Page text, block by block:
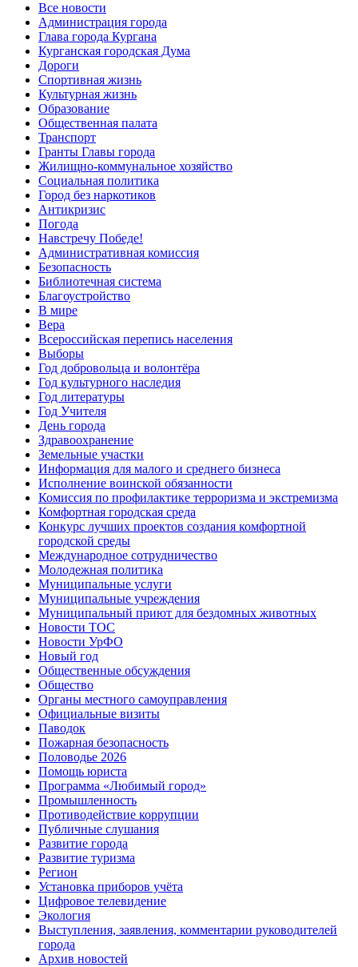
Все новости
Администрация города
Глава города Кургана
Курганская городская Дума
Дороги
Спортивная жизнь
Культурная жизнь
Образование
Общественная палата
Транспорт
Гранты Главы города
Жилищно-коммунальное хозяйство
Социальная политика
Город без наркотиков
Антикризис
Погода
Навстречу Победе!
Административная комиссия
Безопасность
Библиотечная система
Благоустройство
В мире
Вера
Всероссийская перепись населения
Выборы
Год добровольца и волонтёра
Год культурного наследия
Год литературы
Год Учителя
День города
Здравоохранение
Земельные участки
Информация для малого и среднего бизнеса
Исполнение воинской обязанности
Комиссия по профилактике терроризма и экстремизма
Комфортная городская среда
Конкурс лучших проектов создания комфортной
городской среды
Международное сотрудничество
Молодежная политика
Муниципальные услуги
Муниципальные учреждения
Муниципальный приют для бездомных животных
Новости ТОС
Новости УрФО
Новый год
Общественные обсуждения
Общество
Органы местного самоуправления
Официальные визиты
Паводок
Пожарная безопасность
Половодье 2026
Помощь юриста
Программа «Любимый город»
Промышленность
Противодействие коррупции
Публичные слушания
Развитие города
Развитие туризма
Регион
Установка приборов учёта
Цифровое телевидение
Экология
Выступления, заявления, комментарии руководителей
города
Архив новостей